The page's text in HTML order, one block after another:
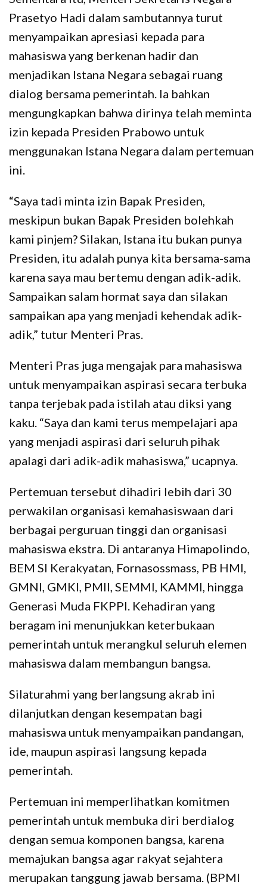
Prasetyo Hadi dalam sambutannya turut
menyampaikan apresiasi kepada para
mahasiswa yang berkenan hadir dan
menjadikan Istana Negara sebagai ruang
dialog bersama pemerintah. Ia bahkan
mengungkapkan bahwa dirinya telah meminta
izin kepada Presiden Prabowo untuk
menggunakan Istana Negara dalam pertemuan
ini.
“Saya tadi minta izin Bapak Presiden,
meskipun bukan Bapak Presiden bolehkah
kami pinjem? Silakan, Istana itu bukan punya
Presiden, itu adalah punya kita bersama-sama
karena saya mau bertemu dengan adik-adik.
Sampaikan salam hormat saya dan silakan
sampaikan apa yang menjadi kehendak adik-
adik,” tutur Menteri Pras.
Menteri Pras juga mengajak para mahasiswa
untuk menyampaikan aspirasi secara terbuka
tanpa terjebak pada istilah atau diksi yang
kaku. “Saya dan kami terus mempelajari apa
yang menjadi aspirasi dari seluruh pihak
apalagi dari adik-adik mahasiswa,” ucapnya.
Pertemuan tersebut dihadiri lebih dari 30
perwakilan organisasi kemahasiswaan dari
berbagai perguruan tinggi dan organisasi
mahasiswa ekstra. Di antaranya Himapolindo,
BEM SI Kerakyatan, Fornasossmass, PB HMI,
GMNI, GMKI, PMII, SEMMI, KAMMI, hingga
Generasi Muda FKPPI. Kehadiran yang
beragam ini menunjukkan keterbukaan
pemerintah untuk merangkul seluruh elemen
mahasiswa dalam membangun bangsa.
Silaturahmi yang berlangsung akrab ini
dilanjutkan dengan kesempatan bagi
mahasiswa untuk menyampaikan pandangan,
ide, maupun aspirasi langsung kepada
pemerintah.
Pertemuan ini memperlihatkan komitmen
pemerintah untuk membuka diri berdialog
dengan semua komponen bangsa, karena
memajukan bangsa agar rakyat sejahtera
merupakan tanggung jawab bersama. (BPMI